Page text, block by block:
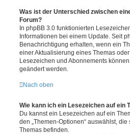
Was ist der Unterschied zwischen
Forum?
In phpBB 3.0 funktionierten
Informationen bei einem Update. Seit
Benachrichtigung erhalten, wenn ein
einer Aktualisierung eines Themas
Lesezeichen und Abonnements
geändert werden.
Nach oben
Wie kann ich ein Lesezeichen auf ein
Du kannst ein Lesezeichen auf ein
den „Themen-Optionen“ auswählst,
Themas befinden.